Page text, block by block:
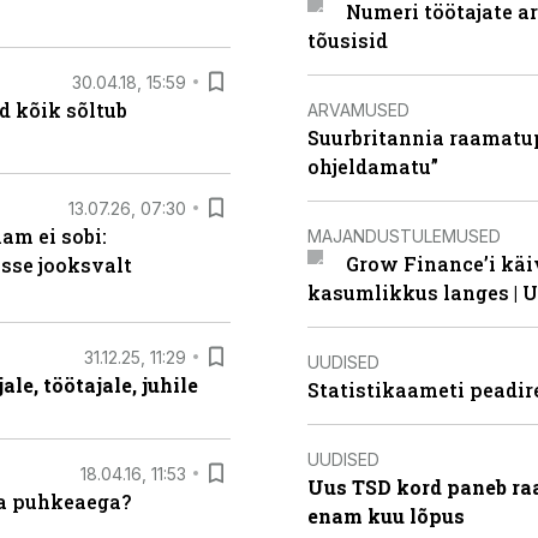
30.04.18, 15:59
kõik sõltub
13.07.26, 07:30
ei sobi:
jooksvalt
31.12.25, 11:29
töötajale, juhile
18.04.16, 11:53
puhkeaega?
Numeri töötajate
tõusisid
ARVAMUSED
Suurbritannia
ohjeldamatu”
MAJANDUSTULEMUSED
Grow Finance’i
kasumlikkus langes |
UUDISED
Statistikaameti
UUDISED
Uus TSD kord paneb
enam kuu lõpus